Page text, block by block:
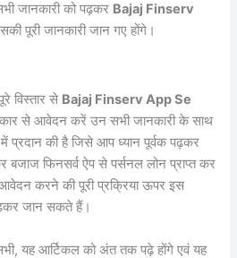
जानकारी को पढ़कर Bajaj Finserv
पूरी जानकारी जान गए होंगे।
विस्तार से Bajaj Finserv App Se
से आवेदन करें उन सभी जानकारी के साथ
प्रदान की है जिसे आप ध्यान पूर्वक पढ़कर
बजाज फिनसर्व ऐप से पर्सनल लोन प्राप्त कर
करने की पूरी प्रक्रिया ऊपर इस
जान सकते हैं।
यह आर्टिकल को अंत तक पढ़े होंगे एवं यह